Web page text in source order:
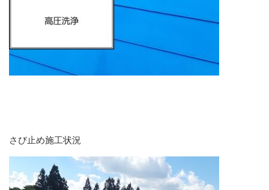
さび止め施工状況